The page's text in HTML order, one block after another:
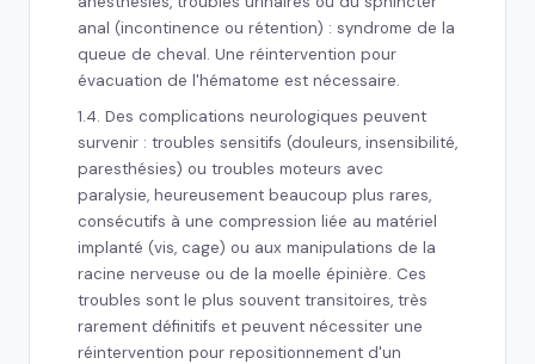
anal (incontinence ou rétention) : syndrome de la
queue de cheval. Une réintervention pour
évacuation de l'hématome est nécessaire.
1.4. Des complications neurologiques peuvent
survenir : troubles sensitifs (douleurs, insensibilité,
paresthésies) ou troubles moteurs avec
paralysie, heureusement beaucoup plus rares,
consécutifs à une compression liée au matériel
implanté (vis, cage) ou aux manipulations de la
racine nerveuse ou de la moelle épinière. Ces
troubles sont le plus souvent transitoires, très
rarement définitifs et peuvent nécessiter une
réintervention pour repositionnement d'un